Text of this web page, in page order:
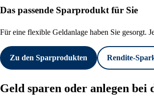
Das passende Sparprodukt für Sie
Für eine flexible Geldanlage haben Sie gesorgt.
Zu den Sparprodukten Rendite-
Geld sparen oder anlegen